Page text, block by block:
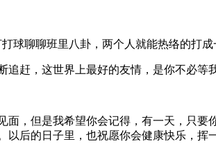
球聊聊班里八卦，两个人就能热络的打成
赶，这世界上最好的友情，是你不必等
，但是我希望你会记得，有一天，只
后的日子里，也祝愿你会健康快乐，挥